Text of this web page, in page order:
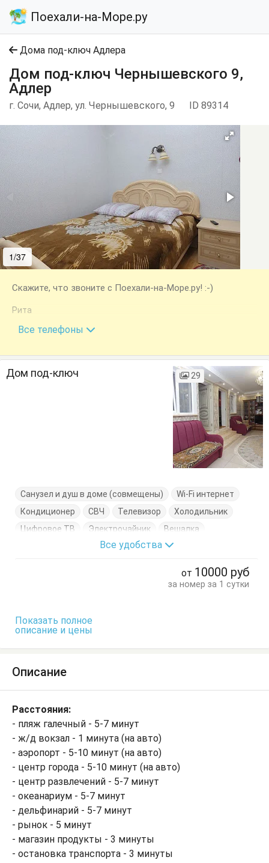
Поехали-на-Море.ру
Дома под-ключ Адлера
Дом под-ключ Чернышевского 9,
Адлер
г. Сочи, Адлер, ул. Чернышевского, 9 ID 89314
1/37
Скажите, что звоните с Поехали-на-Море.ру! :-)
Рита
+7 (918) 309-63-82
Все телефоны
Дом под-ключ 29
Санузел и душ в доме (совмещены)
Wi-Fi интернет
Кондиционер
СВЧ Телевизор
Холодильник
Цифровое ТВ
Электрочайник
Вешалка
Комод
Кровать двуспальная
Стулья
Все удобства
от 10000 руб
за номер за 1 сутки
Показать полное
описание и цены
Описание
Расстояния:
- пляж галечный - 5-7 минут
- ж/д вокзал - 1 минута (на авто)
- аэропорт - 5-10 минут (на авто)
- центр города - 5-10 минут (на авто)
- центр развлечений - 5-7 минут
- океанариум - 5-7 минут
- дельфинарий - 5-7 минут
- рынок - 5 минут
- магазин продукты - 3 минуты
- остановка транспорта - 3 минуты